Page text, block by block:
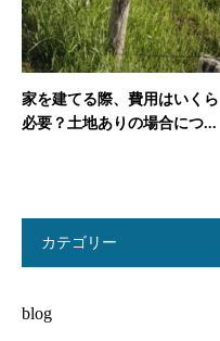
家を建てる際、費用はいくら
必要？土地ありの場合につ...
カテゴリー
blog